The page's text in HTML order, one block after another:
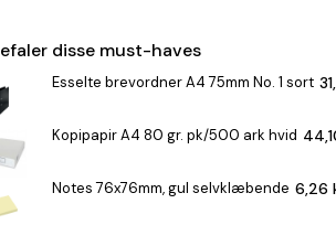
disse must-haves
Esselte brevordner A4 75mm No. 1 sort
Kopipapir A4 80 gr. pk/500 ark hvid
Notes 76x76mm, gul selvklæbende 6,26